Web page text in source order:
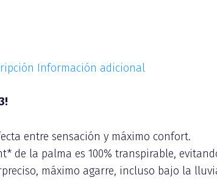
Información adicional
entre sensación y máximo confort.
de la palma es 100% transpirable,
máximo agarre, incluso bajo la